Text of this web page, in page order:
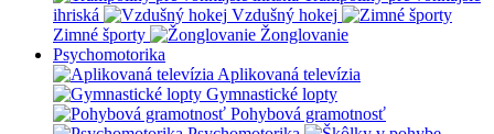
ihriská
Vzdušný hokej
Zimné športy
Žonglovanie
Psychomotorika
Aplikovaná televízia
Gymnastické lopty
Pohybová gramotnosť